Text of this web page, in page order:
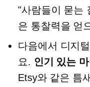
"사람들이 묻는
은 통찰력을 얻
다음에서 디지
요. 인기 있는
Etsy와 같은 틈